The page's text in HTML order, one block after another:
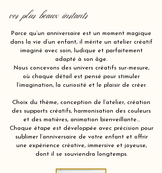
vos plus beaux instants
Parce qu’un anniversaire est un moment magique
dans la vie d’un enfant, il mérite un atelier créatif
imaginé avec soin, ludique et parfaitement
adapté à son âge.
Nous concevons des univers créatifs sur-mesure,
où chaque détail est pensé pour stimuler
l’imagination, la curiosité et le plaisir de créer.
Choix du thème, conception de l’atelier, création
des supports créatifs, harmonisation des couleurs
et des matières, animation bienveillante…
Chaque étape est développée avec précision pour
sublimer l’anniversaire de votre enfant et offrir
une expérience créative, immersive et joyeuse,
dont il se souviendra longtemps.